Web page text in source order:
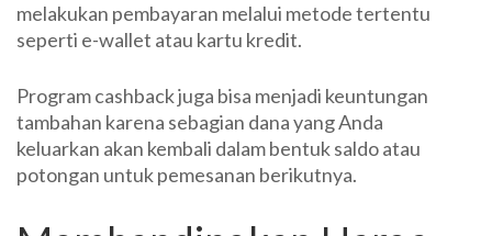
melakukan pembayaran melalui metode tertentu
seperti e-wallet atau kartu kredit.
Program cashback juga bisa menjadi keuntungan
tambahan karena sebagian dana yang Anda
keluarkan akan kembali dalam bentuk saldo atau
potongan untuk pemesanan berikutnya.